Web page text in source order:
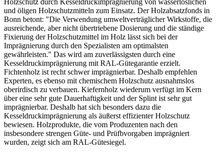
Holzschutz durch Kesseldruckimprägnierung von wasserlöslichen
und öligen Holzschutzmitteln zum Einsatz. Der Holzabsatzfonds in
Bonn betont: "Die Verwendung umweltverträglicher Wirkstoffe, die
ausreichende, aber nicht übertriebene Dosierung und die ständige
Fixierung der Holzschutzmittel im Holz lässt sich bei der
Imprägnierung durch den Spezialisten am optimalsten
gewährleisten." Das wird am zuverlässigsten durch eine
Kesseldruckimprägnierung mit RAL-Gütegarantie erzielt.
Fichtenholz ist recht schwer imprägnierbar. Deshalb empfehlen
Experten, es ebenso mit chemischem Holzschutz ausnahmslos
oberirdisch zu verbauen. Kiefernholz wiederum verfügt im Kern
über eine sehr gute Dauerhaftigkeit und der Splint ist sehr gut
imprägnierbar. Deshalb hat sich besonders dazu die
Kesseldruckimprägnierung als äußerst effizienter Holzschutz
bewiesen. Holzprodukte, die vom Produzenten nach den
insbesondere strengen Güte- und Prüfbvorgaben imprägniert
wurden, zeigt sich am RAL-Gütesiegel.